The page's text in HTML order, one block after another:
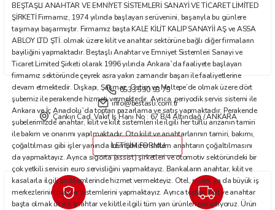
Bu ürüne benzer farklı alternatifler olmalı.
Gönder
BEŞTAŞLI ANAHTAR VE EMNİYET SİSTEMLERİ SANAYİ VE TİCARET LİMİTED
ŞİRKETİ Firmamız, 1974 yılında başlayan serüvenini, başarıyla bu günlere
taşımayı başarmıştır. Firmamız başta KALE KİLİT KALIP SANAYİİ AŞ ve ASSA
ABLOY LTD ŞTİ. olmak üzere kilit ve anahtar sektörüne bağlı diğer firmaların
bayiliğini yapmaktadır. Beştaşlı Anahtar ve Emniyet Sistemleri Sanayi ve
Ticaret Limited Şirketi olarak 1996 yılında Ankara`da faaliyete başlayan
firmamız sektöründe çeyrek asra yakın zamandır başarı ile faaliyetlerine
devam etmektedir. Dışkapı, Şaşmaz, Ostim ve Maltepe’de olmak üzere dört
şubemiz ile perakende hizmeti vermektedir. Ayrıca, periyodik servis sistemi ile
Ankara ve İç Anadolu`da toptan pazarlama ve satış yapmaktadır. Perakende
şubelerimizde anahtar, kilit ve kilit sistemleri ile ilgili her türlü arızanın tamiri
ile bakım ve onarımı yapılmaktadır. Oto kilit ve anahtarlarının tamiri, bakımı,
çoğaltılması gibi işler yanında immobilizer sistem anahtarın çoğaltılmasını
da yapmaktayız. Ayrıca sigorta (assist) şirketleri ve otomotiv sektöründeki bir
çok yetkili servisin euro servisliğini yapmaktayız. Bankaların anahtar, kilit ve
kasalarla ilgili problemlerinde hizmet vermekteyiz. Otel, motel ya da büyük iş
merkezlerinin master sistemlerini yapmaktayız. Ayrıca toptan kilit ve anahtar
başta olmak üzere anahtar ve kilitle ilgili tüm yan ürünleri pazarlıyoruz. Ürün
0533 590 93 75
info@bestasli.com.tr
Çankırı Cad. Vakıf İş Hanı No : 67 B/4 Altındağ / ANKARA
İLETİŞİM FORMU